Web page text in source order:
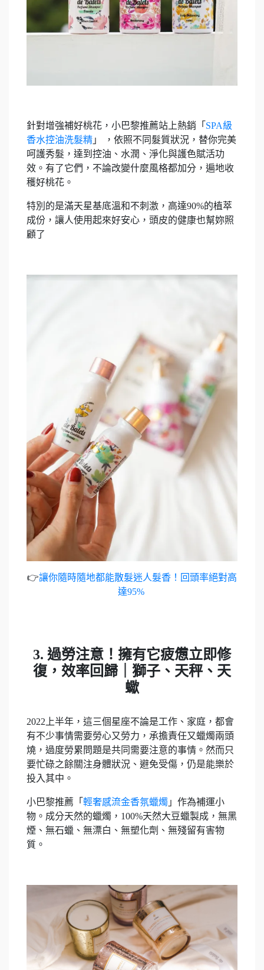
針對增強補好桃花，小巴黎推薦站上熱銷「 SPA級
香水控油洗髮精 」 ，依照不同髮質狀況，替你完美
呵護秀髮，達到控油、水潤、淨化與護色賦活功
效。有了它們，不論改變什麼風格都加分，遍地收
穫好桃花。
特別的是滿天星基底溫和不刺激，高達90%的植萃
成份，讓人使用起來好安心，頭皮的健康也幫妳照
顧了
👉讓你隨時隨地都能散髮迷人髮香！回頭率絕對高
達95%
3. 過勞注意！擁有它疲憊立即修
復，效率回歸｜獅子、天秤、天
蠍
2022上半年，這三個星座不論是工作、家庭，都會
有不少事情需要勞心又勞力，承擔責任又蠟燭兩頭
燒，過度勞累問題是共同需要注意的事情。然而只
要忙碌之餘關注身體狀況、避免受傷，仍是能樂於
投入其中。
小巴黎推薦「 輕奢感流金香氛蠟燭 」作為補運小
物。成分天然的蠟燭，100%天然大豆蠟製成，無黑
煙、無石蠟、無漂白、無塑化劑、無殘留有害物
質。